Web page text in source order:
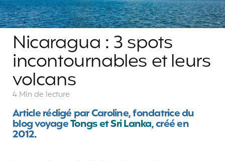
Nicaragua : 3 spots
incontournables et leurs
volcans
4 Min de lecture
Article rédigé par Caroline, fondatrice du
blog voyageTongs et Sri Lanka, créé en
2012.